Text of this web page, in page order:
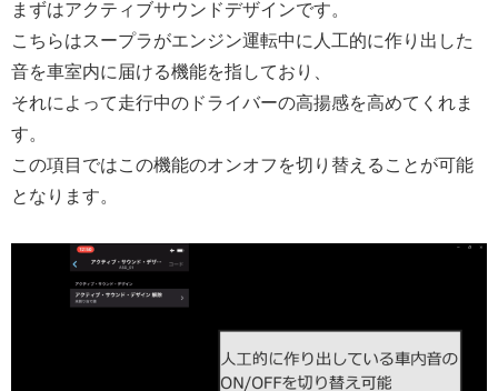
まずはアクティブサウンドデザインです。
こちらはスープラがエンジン運転中に人工的に作り出した
音を車室内に届ける機能を指しており、
それによって走行中のドライバーの高揚感を高めてくれま
す。
この項目ではこの機能のオンオフを切り替えることが可能
となります。